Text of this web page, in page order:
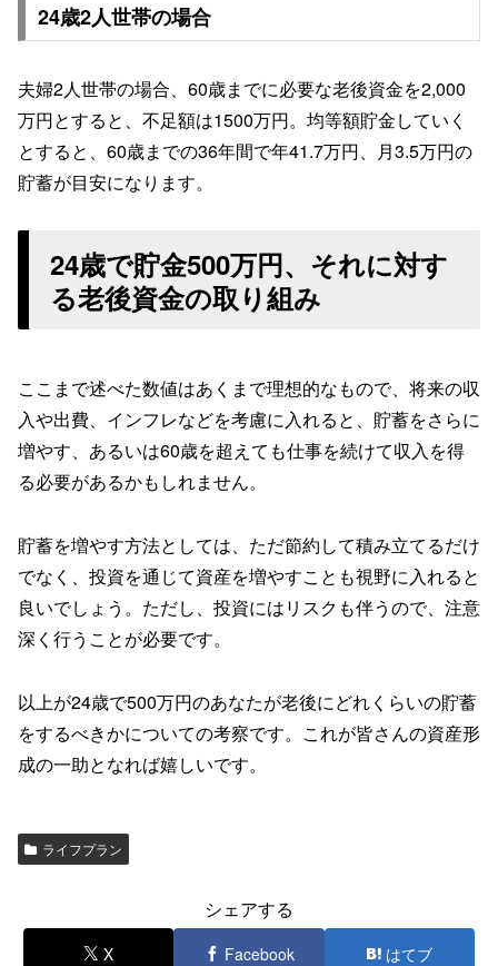
24歳2人世帯の場合
夫婦2人世帯の場合、60歳までに必要な老後資金を2,000
万円とすると、不足額は1500万円。均等額貯金していく
とすると、60歳までの36年間で年41.7万円、月3.5万円の
貯蓄が目安になります。
24歳で貯金500万円、それに対す
る老後資金の取り組み
ここまで述べた数値はあくまで理想的なもので、将来の収
入や出費、インフレなどを考慮に入れると、貯蓄をさらに
増やす、あるいは60歳を超えても仕事を続けて収入を得
る必要があるかもしれません。
貯蓄を増やす方法としては、ただ節約して積み立てるだけ
でなく、投資を通じて資産を増やすことも視野に入れると
良いでしょう。ただし、投資にはリスクも伴うので、注意
深く行うことが必要です。
以上が24歳で500万円のあなたが老後にどれくらいの貯蓄
をするべきかについての考察です。これが皆さんの資産形
成の一助となれば嬉しいです。
ライフプラン
シェアする
X Facebook はてブ